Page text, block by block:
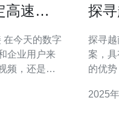
高速网
企业用户来
频，还是进
探
探寻越南CN2线
案，
的优势
定的网
2025